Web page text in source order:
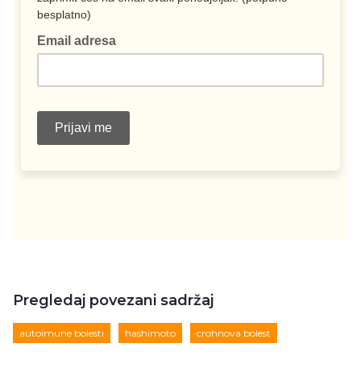
Pregledaj povezani sadržaj
autoimune bolesti hashimoto crohnova bolest